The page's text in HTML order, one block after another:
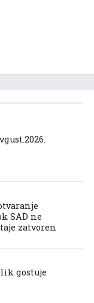
SAD ne
zatvoren
gostuje